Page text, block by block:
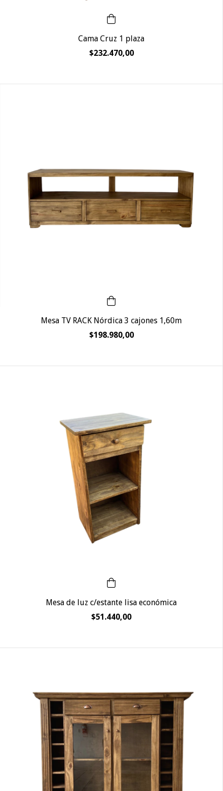
Cama Cruz 1 plaza
$232.470,00
Mesa TV RACK Nórdica 3 cajones 1,60m
$198.980,00
Mesa de luz c/estante lisa económica
$51.440,00